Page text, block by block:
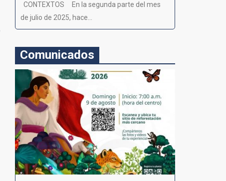
CONTEXTOS En la segunda parte del mes
de julio de 2025, hace...
Comunicados